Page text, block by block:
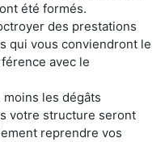
été formés.
des prestations
qui vous conviendront le
avec le
les dégâts
votre structure seront
reprendre vos